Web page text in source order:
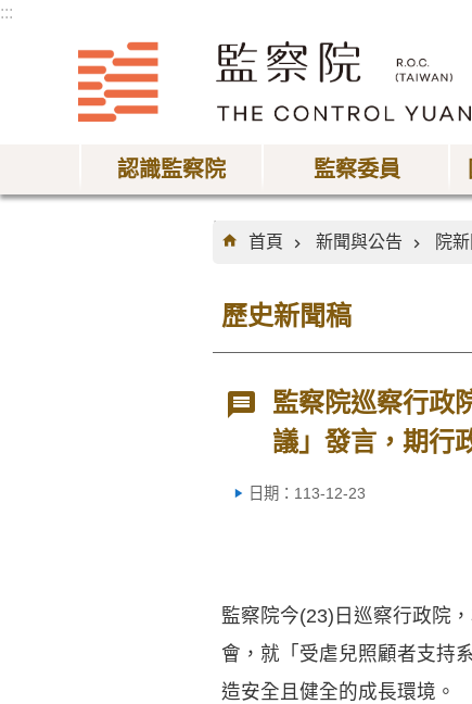
:::
認識監察院 監察委員
:::
首頁
新聞與公告 院
歷史新聞稿
監察院巡察行政
議」發言，期行
日期：113-12-23
監察院今(23)日巡察行政院
會，就「受虐兒照顧者支持
造安全且健全的成長環境。